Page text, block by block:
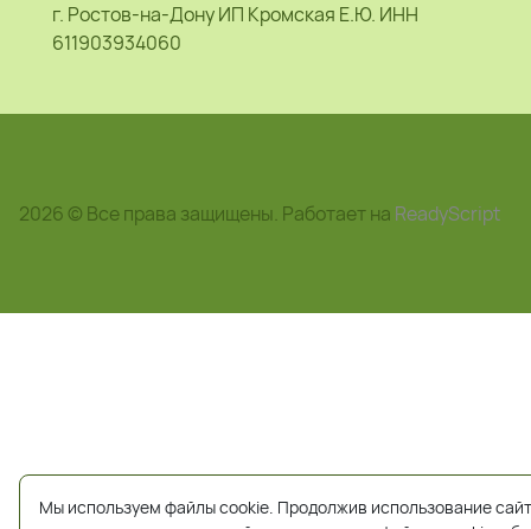
г. Ростов-на-Дону ИП Кромская Е.Ю. ИНН
611903934060
2026 © Все права защищены. Работает на ReadyScript
Мы используем файлы cookie. Продолжив использование